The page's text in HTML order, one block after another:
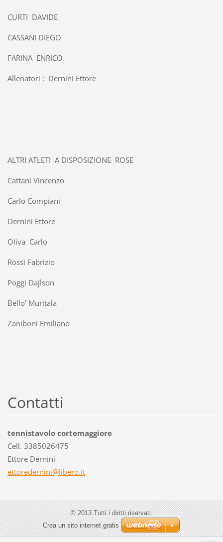
CURTI DAVIDE
CASSANI DIEGO
FARINA ENRICO
Allenatori : Dernini Ettore
ALTRI ATLETI A DISPOSIZIONE ROSE
Cattani Vincenzo
Carlo Compiani
Dernini Ettore
Oliva Carlo
Rossi Fabrizio
Poggi Dajlson
Bello’ Muritala
Zaniboni Emiliano
Contatti
tennistavolo cortemaggiore
Cell. 3385026475
Ettore Dernini
ettoredernini@libero.it
© 2013 Tutti i diritti riservati.
Crea un sito internet gratis